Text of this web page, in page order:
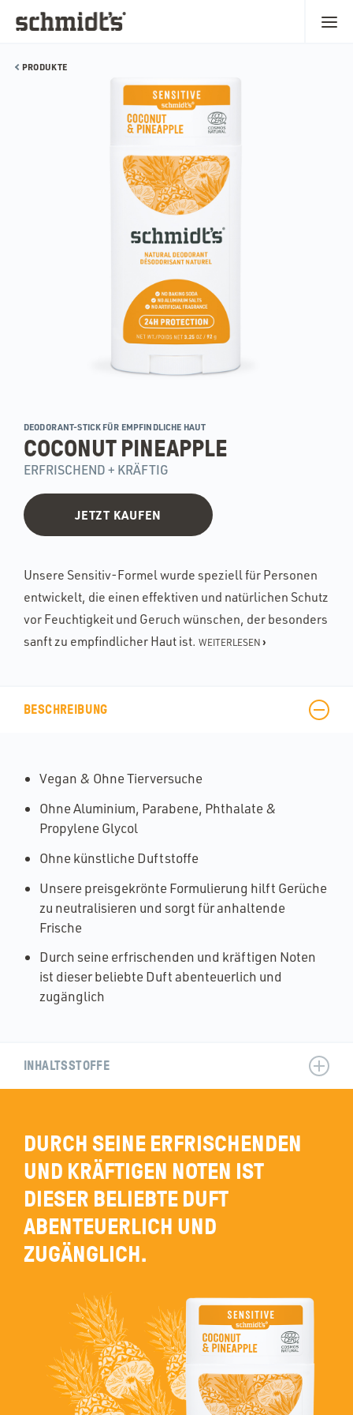
PRODUKTE
DEODORANT-STICK FÜR EMPFINDLICHE HAUT
COCONUT PINEAPPLE
ERFRISCHEND + KRÄFTIG
JETZT KAUFEN
Unsere Sensitiv-Formel wurde speziell für Personen
entwickelt, die einen effektiven und natürlichen Schutz
vor Feuchtigkeit und Geruch wünschen, der besonders
sanft zu empfindlicher Haut ist. WEITERLESEN ›
BESCHREIBUNG
Vegan & Ohne Tierversuche
Ohne Aluminium, Parabene, Phthalate &
Propylene Glycol
Ohne künstliche Duftstoffe
Unsere preisgekrönte Formulierung hilft Gerüche
zu neutralisieren und sorgt für anhaltende
Frische
Durch seine erfrischenden und kräftigen Noten
ist dieser beliebte Duft abenteuerlich und
zugänglich
INHALTSSTOFFE
DURCH SEINE ERFRISCHENDEN
UND KRÄFTIGEN NOTEN IST
DIESER BELIEBTE DUFT
ABENTEUERLICH UND
ZUGÄNGLICH.